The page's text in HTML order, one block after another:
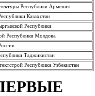
Республики Армения
Казахстан
Республики
Республики Молдова
Таджикистан
Республики Узбекистан